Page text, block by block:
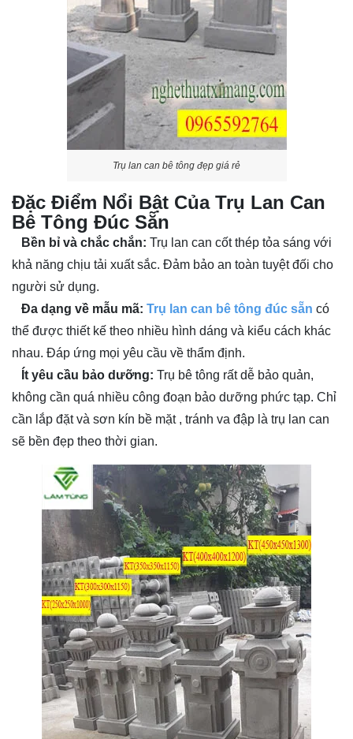
Trụ lan can bê tông đẹp giá rẻ
Đặc Điểm Nổi Bật Của Trụ Lan Can
Bê Tông Đúc Sẵn
Bền bỉ và chắc chắn: Trụ lan can cốt thép tỏa sáng với
khả năng chịu tải xuất sắc. Đảm bảo an toàn tuyệt đối cho
người sử dụng.
Đa dạng về mẫu mã: Trụ lan can bê tông đúc sẵn có
thể được thiết kế theo nhiều hình dáng và kiểu cách khác
nhau. Đáp ứng mọi yêu cầu về thẩm định.
Ít yêu cầu bảo dưỡng: Trụ bê tông rất dễ bảo quản,
không cần quá nhiều công đoạn bảo dưỡng phức tạp. Chỉ
cần lắp đặt và sơn kín bề mặt , tránh va đập là trụ lan can
sẽ bền đẹp theo thời gian.